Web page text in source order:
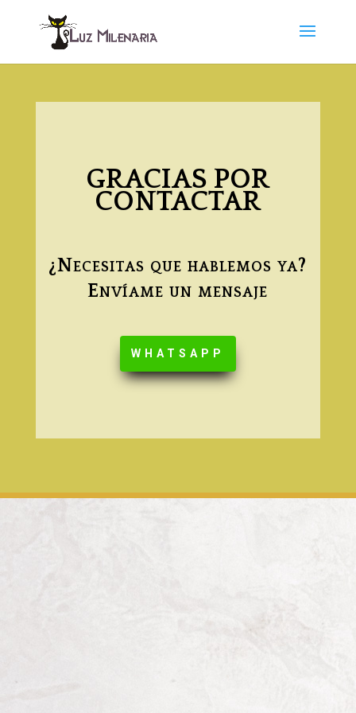
GRACIAS POR
CONTACTAR
¿Necesitas que hablemos ya?
Envíame un mensaje
WHATSAPP